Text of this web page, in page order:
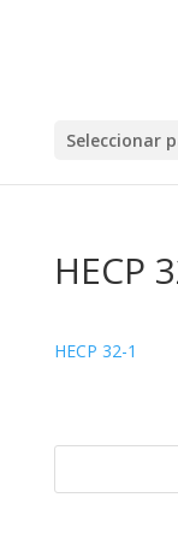
Seleccionar
HECP
HECP 32-1